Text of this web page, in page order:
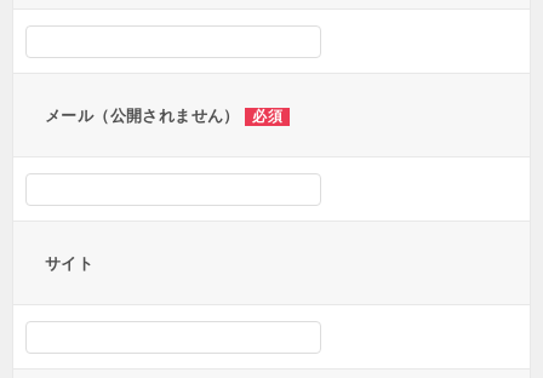
メール（公開されません） 必須
サイト